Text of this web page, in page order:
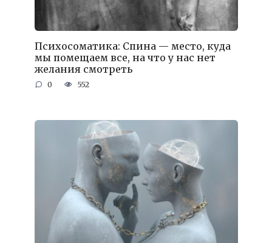
Психосоматика: Спина — место, куда
мы помещаем все, на что у нас нет
желания смотреть
0 552